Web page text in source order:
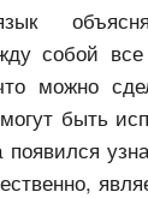
собой
можно
быть
появился